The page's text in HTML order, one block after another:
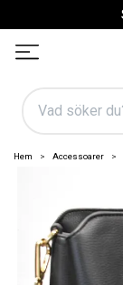
Hem Accessoarer